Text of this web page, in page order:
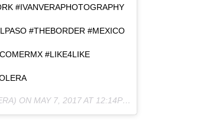
#IVANVERAPHOTOGRAPHY
#THEBORDER #MEXICO
#LIKE4LIKE
ON MAY 7, 2017 AT 12:14PM PDT